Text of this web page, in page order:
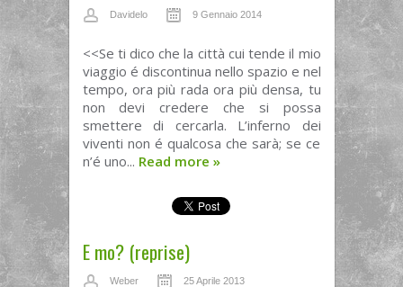
Davidelo 9 Gennaio 2014
<<Se ti dico che la città cui tende il mio
viaggio é discontinua nello spazio e nel
tempo, ora più rada ora più densa, tu
non devi credere che si possa
smettere di cercarla. L’inferno dei
viventi non é qualcosa che sarà; se ce
n’é uno... Read more »
E mo? (reprise)
Weber 25 Aprile 2013